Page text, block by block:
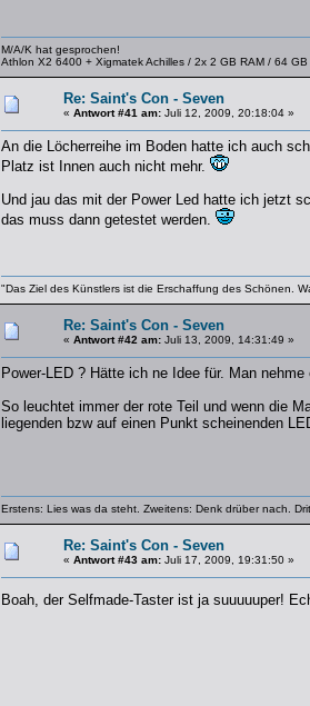
M/A/K hat gesprochen!
Athlon X2 6400 + Xigmatek Achilles / 2x 2 GB RAM / 64 GB
Re: Saint's Con - Seven
« Antwort #41 am: Juli 12, 2009, 20:18:04 »
An die Löcherreihe im Boden hatte ich auch
Platz ist Innen auch nicht mehr.
Und jau das mit der Power Led hatte ich jetzt
das muss dann getestet werden.
"Das Ziel des Künstlers ist die Erschaffung des Schönen.
Re: Saint's Con - Seven
« Antwort #42 am: Juli 13, 2009, 14:31:49 »
Power-LED ? Hätte ich ne Idee für. Man
So leuchtet immer der rote Teil und wenn die
liegenden bzw auf einen Punkt scheinenden
Erstens: Lies was da steht. Zweitens: Denk drüber nach.
Re: Saint's Con - Seven
« Antwort #43 am: Juli 17, 2009, 19:31:50 »
Boah, der Selfmade-Taster ist ja suuuuuper!